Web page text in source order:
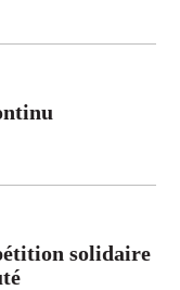
solidaire